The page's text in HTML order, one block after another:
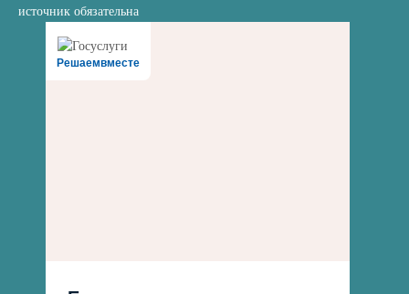
источник обязательна
Решаемвместе